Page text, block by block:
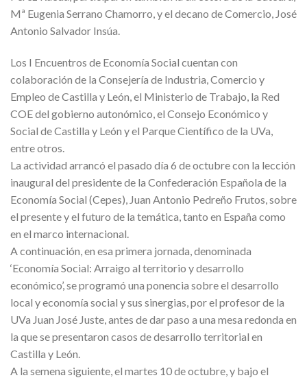
Mª Eugenia Serrano Chamorro, y el decano de Comercio, José
Antonio Salvador Insúa.
Los I Encuentros de Economía Social cuentan con
colaboración de la Consejería de Industria, Comercio y
Empleo de Castilla y León, el Ministerio de Trabajo, la Red
COE del gobierno autonómico, el Consejo Económico y
Social de Castilla y León y el Parque Científico de la UVa,
entre otros.
La actividad arrancó el pasado día 6 de octubre con la lección
inaugural del presidente de la Confederación Española de la
Economía Social (Cepes), Juan Antonio Pedreño Frutos, sobre
el presente y el futuro de la temática, tanto en España como
en el marco internacional.
A continuación, en esa primera jornada, denominada
‘Economía Social: Arraigo al territorio y desarrollo
económico’, se programó una ponencia sobre el desarrollo
local y economía social y sus sinergias, por el profesor de la
UVa Juan José Juste, antes de dar paso a una mesa redonda en
la que se presentaron casos de desarrollo territorial en
Castilla y León.
A la semena siguiente, el martes 10 de octubre, y bajo el